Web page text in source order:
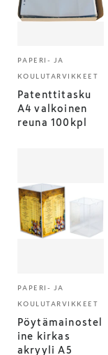
PAPERI- JA
KOULUTARVIKKEET
Patenttitasku
A4 valkoinen
reuna 100kpl
PAPERI- JA
KOULUTARVIKKEET
Pöytämainostel
ine kirkas
akryyli A5